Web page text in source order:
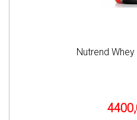
Nutrend